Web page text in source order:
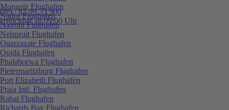
089 / 82 99 33 900
erreichbar ab 09:00 Uhr
Monastir Flughafen
Nador Flughafen
Nairobi Flughafen
Nelspruit Flughafen
Ouarzazate Flughafen
Oujda Flughafen
Phalaborwa Flughafen
Pietermaritzburg Flughafen
Port Elizabeth Flughafen
Praia Intl. Flughafen
Rabat Flughafen
Richards Bay Flughafen